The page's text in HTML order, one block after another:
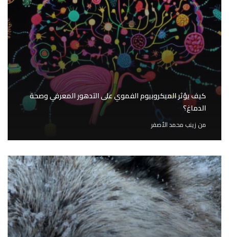
كيف يؤثر الميكروبيوم الفموي على التدهور المعرفي وصحة
الدماغ؟
من زينب محمد الأصفر